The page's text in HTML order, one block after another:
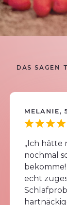
DAS SAGEN
„Ich hätte
nochmal
echt